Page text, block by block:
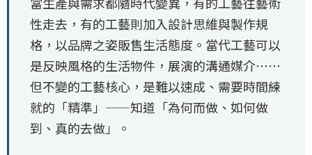
性走去，有的工藝則加入設計思維與製作規
格，以品牌之姿販售生活態度。當代工藝可以
是反映風格的生活物件，展演的溝通媒介⋯⋯
但不變的工藝核心，是難以速成、需要時間練
就的「精準」——知道「為何而做、如何做
到、真的去做」。